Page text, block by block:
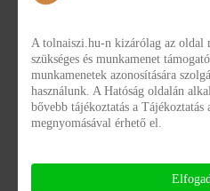
Fájlméret:
64.62
Dátum: 2026.
A tolnaiszi.hu-n kizárólag az oldal
szükséges és munkamenet
munkamenetek azonosítására
használunk. A Hatóság oldalán
bővebb tájékoztatás a
megnyomásával érhető el.